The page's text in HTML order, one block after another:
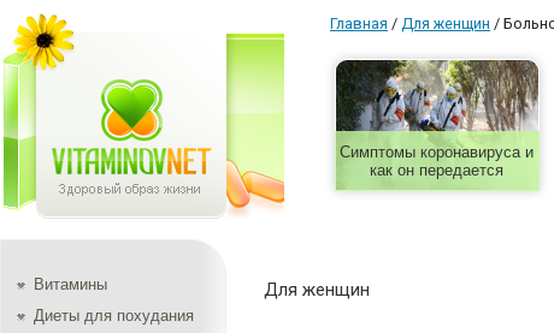
Главная / Для женщин /
Симптомы коронавируса и
как он передается
Витамины
Диеты для похудания
Для женщин